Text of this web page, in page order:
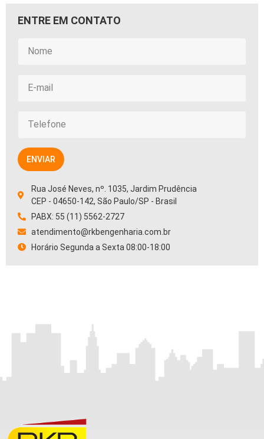
ENTRE EM CONTATO
ENVIAR
Rua José Neves, nº. 1035, Jardim Prudência
CEP - 04650-142, São Paulo/SP - Brasil
PABX: 55 (11) 5562-2727
atendimento@rkbengenharia.com.br
Horário Segunda a Sexta 08:00-18:00